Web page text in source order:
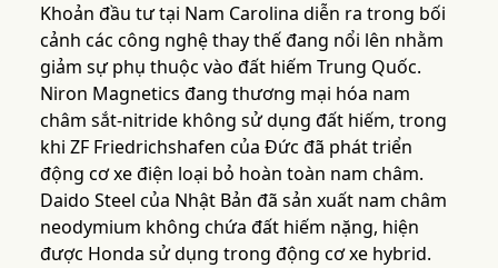
Khoản đầu tư tại Nam Carolina diễn ra trong bối
cảnh các công nghệ thay thế đang nổi lên nhằm
giảm sự phụ thuộc vào đất hiếm Trung Quốc.
Niron Magnetics đang thương mại hóa nam
châm sắt-nitride không sử dụng đất hiếm, trong
khi ZF Friedrichshafen của Đức đã phát triển
động cơ xe điện loại bỏ hoàn toàn nam châm.
Daido Steel của Nhật Bản đã sản xuất nam châm
neodymium không chứa đất hiếm nặng, hiện
được Honda sử dụng trong động cơ xe hybrid.